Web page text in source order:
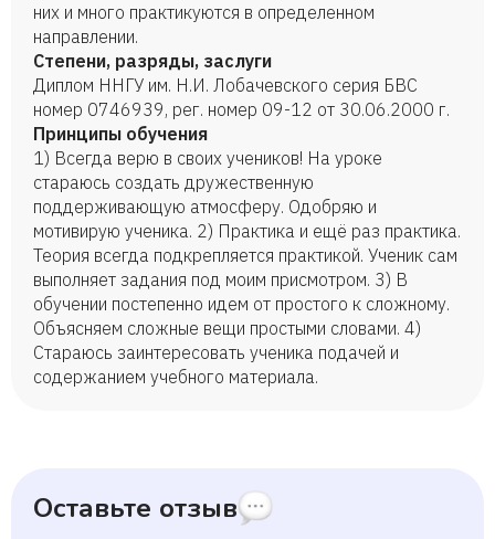
них и много практикуются в определенном
направлении.
Степени, разряды, заслуги
Диплом ННГУ им. Н.И. Лобачевского серия БВС
номер 0746939, рег. номер 09-12 от 30.06.2000 г.
Принципы обучения
1) Всегда верю в своих учеников! На уроке
стараюсь создать дружественную
поддерживающую атмосферу. Одобряю и
мотивирую ученика. 2) Практика и ещё раз практика.
Теория всегда подкрепляется практикой. Ученик сам
выполняет задания под моим присмотром. 3) В
обучении постепенно идем от простого к сложному.
Объясняем сложные вещи простыми словами. 4)
Стараюсь заинтересовать ученика подачей и
содержанием учебного материала.
Оставьте отзыв